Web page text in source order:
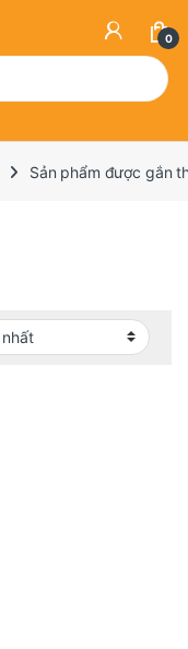
0
Sản phẩm được gắn